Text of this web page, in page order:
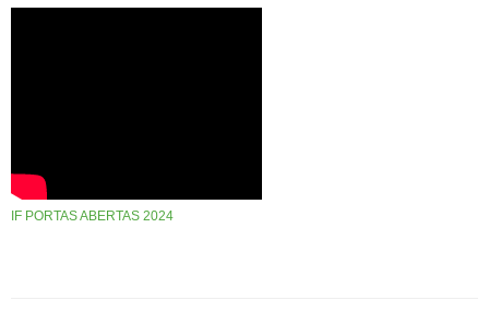
IF PORTAS ABERTAS 2024